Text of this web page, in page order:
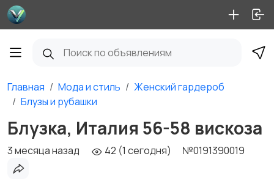
Главная Мода и стиль
Женский гардероб
Блузы и рубашки
Блузка, Италия 56-58 вискоза
3 месяца назад 42 (1 сегодня) №0191390019